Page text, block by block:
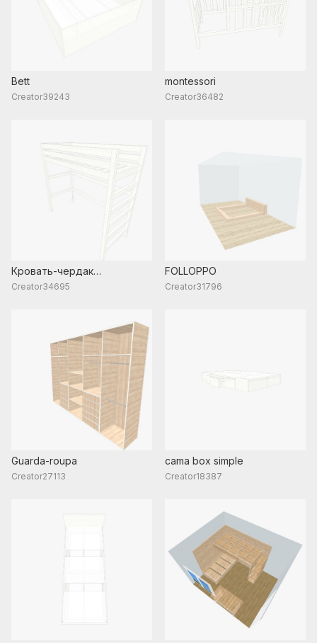
Bett
Creator39243
montessori
Creator36482
Кровать-чердак
односпальная для
Creator34695
FOLLOPPO
Creator31796
Guarda-roupa
Creator27113
cama box simple
Creator18387